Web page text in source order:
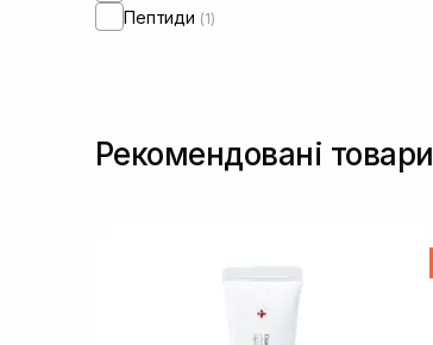
Пептиди (1)
Рекомендовані товари